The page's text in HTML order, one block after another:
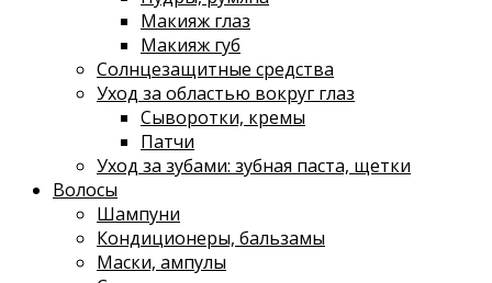
Макияж глаз
Макияж губ
Солнцезащитные средства
Уход за областью вокруг глаз
Сыворотки, кремы
Патчи
Уход за зубами: зубная паста, щетки
Волосы
Шампуни
Кондиционеры, бальзамы
Маски, ампулы